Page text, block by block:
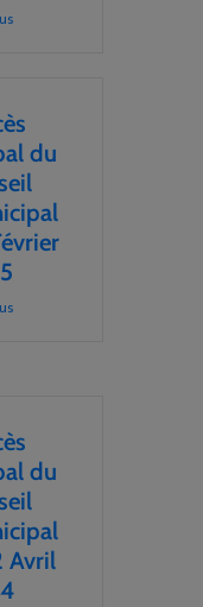
du
du
Avril